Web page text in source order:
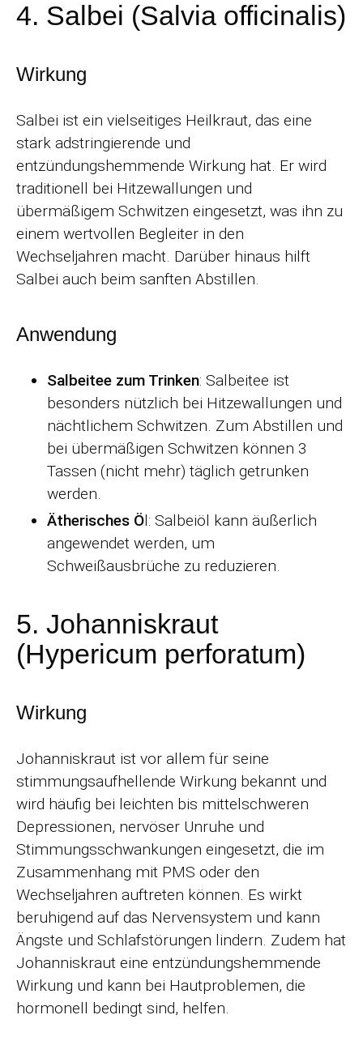
4. Salbei (Salvia officinalis)
Wirkung
Salbei ist ein vielseitiges Heilkraut, das eine
stark adstringierende und
entzündungshemmende Wirkung hat. Er wird
traditionell bei Hitzewallungen und
übermäßigem Schwitzen eingesetzt, was ihn zu
einem wertvollen Begleiter in den
Wechseljahren macht. Darüber hinaus hilft
Salbei auch beim sanften Abstillen.
Anwendung
Salbeitee zum Trinken: Salbeitee ist
besonders nützlich bei Hitzewallungen und
nächtlichem Schwitzen. Zum Abstillen und
bei übermäßigen Schwitzen können 3
Tassen (nicht mehr) täglich getrunken
werden.
Ätherisches Öl: Salbeiöl kann äußerlich
angewendet werden, um
Schweißausbrüche zu reduzieren.
5. Johanniskraut
(Hypericum perforatum)
Wirkung
Johanniskraut ist vor allem für seine
stimmungsaufhellende Wirkung bekannt und
wird häufig bei leichten bis mittelschweren
Depressionen, nervöser Unruhe und
Stimmungsschwankungen eingesetzt, die im
Zusammenhang mit PMS oder den
Wechseljahren auftreten können. Es wirkt
beruhigend auf das Nervensystem und kann
Ängste und Schlafstörungen lindern. Zudem hat
Johanniskraut eine entzündungshemmende
Wirkung und kann bei Hautproblemen, die
hormonell bedingt sind, helfen.